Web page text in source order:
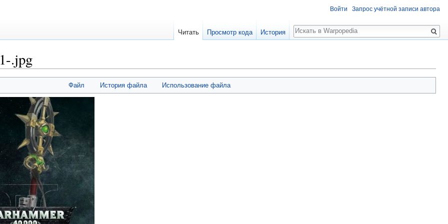
.jpg
Файл История файла Использование файла
Войти Запрос учётной записи автора
Читать Просмотр кода История
Поиск